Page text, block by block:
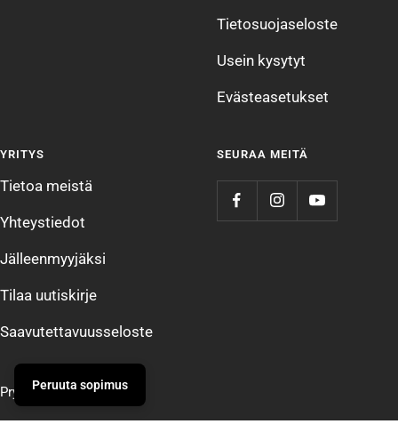
Tietosuojaseloste
Usein kysytyt
Evästeasetukset
YRITYS
Tietoa meistä
Yhteystiedot
Jälleenmyyjäksi
Tilaa uutiskirje
Saavutettavuusseloste
SEURAA MEITÄ
Prym Peruuta sopimus